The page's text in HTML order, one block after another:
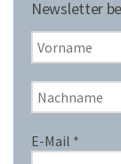
Newsletter
E-Mail *